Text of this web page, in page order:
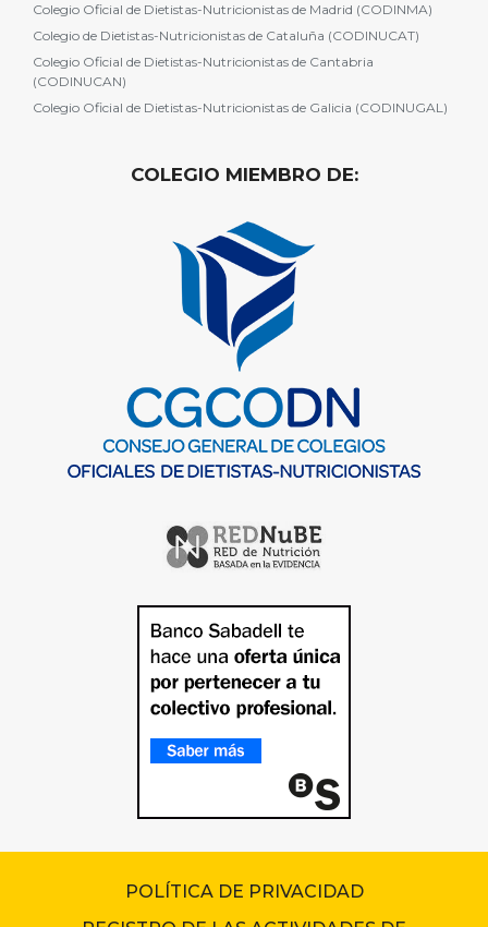
Colegio Oficial de Dietistas-Nutricionistas de Madrid (CODINMA)
Colegio de Dietistas-Nutricionistas de Cataluña (CODINUCAT)
Colegio Oficial de Dietistas-Nutricionistas de Cantabria
(CODINUCAN)
Colegio Oficial de Dietistas-Nutricionistas de Galicia (CODINUGAL)
COLEGIO MIEMBRO DE:
POLÍTICA DE PRIVACIDAD